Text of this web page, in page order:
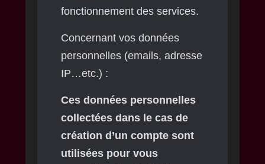
fonctionnement des services.
Concernant vos données
personnelles (emails, adresse
IP…etc.) :
Ces données personnelles
collectées dans le cas de
création d’un compte sont
utilisées pour vous